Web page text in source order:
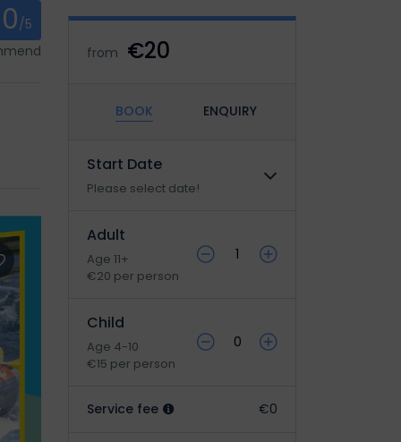
0/5
from €20
BOOK ENQUIRY
Start Date
Please select date!
Adult
Age 11+
€20 per person
Child
Age 4-10
€15 per person
Service fee €0